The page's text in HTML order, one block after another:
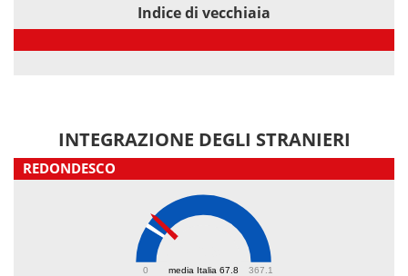
Indice di vecchiaia
INTEGRAZIONE DEGLI STRANIERI
REDONDESCO
media Italia 67.8
0 367.1